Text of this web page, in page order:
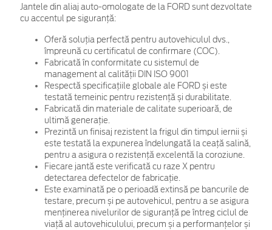
Jantele din aliaj auto-omologate de la FORD sunt dezvoltate
cu accentul pe siguranță:
Oferă soluția perfectă pentru autovehiculul dvs.,
împreună cu certificatul de confirmare (COC).
Fabricată în conformitate cu sistemul de
management al calității DIN ISO 9001
Respectă specificațiile globale ale FORD și este
testată temeinic pentru rezistență și durabilitate.
Fabricată din materiale de calitate superioară, de
ultimă generație.
Prezintă un finisaj rezistent la frigul din timpul iernii și
este testată la expunerea îndelungată la ceață salină,
pentru a asigura o rezistență excelentă la coroziune.
Fiecare jantă este verificată cu raze X pentru
detectarea defectelor de fabricație.
Este examinată pe o perioadă extinsă pe bancurile de
testare, precum și pe autovehicul, pentru a se asigura
menținerea nivelurilor de siguranță pe întreg ciclul de
viață al autovehiculului, precum și a performanțelor și